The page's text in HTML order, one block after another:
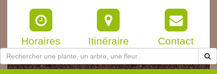
Horaires Itinéraire Contact